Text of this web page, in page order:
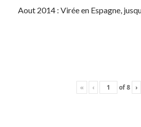
Aout 2014 : Virée en Espagne,
« ‹ of8 ›